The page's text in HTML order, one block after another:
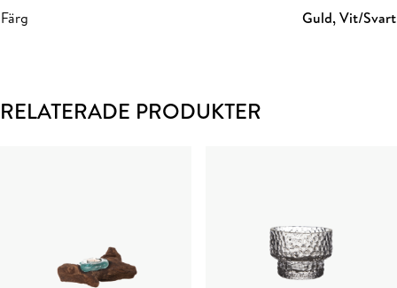
Färg Guld, Vit/Svart
RELATERADE PRODUKTER